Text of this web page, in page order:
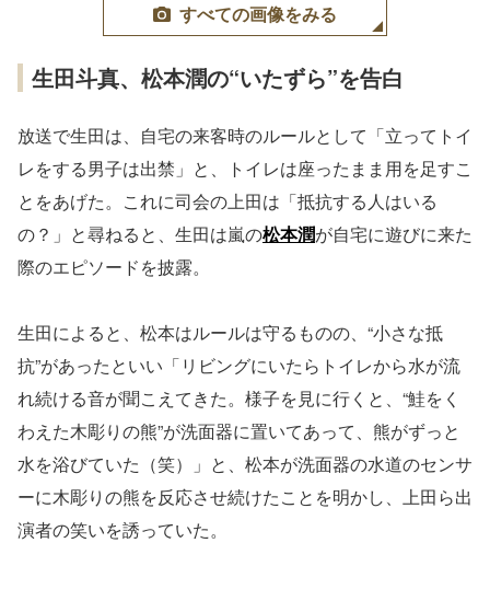
すべての画像をみる
生田斗真、松本潤の“いたずら”を告白
放送で生田は、自宅の来客時のルールとして「立ってトイ
レをする男子は出禁」と、トイレは座ったまま用を足すこ
とをあげた。これに司会の上田は「抵抗する人はいる
の？」と尋ねると、生田は嵐の松本潤が自宅に遊びに来た
際のエピソードを披露。
生田によると、松本はルールは守るものの、“小さな抵
抗”があったといい「リビングにいたらトイレから水が流
れ続ける音が聞こえてきた。様子を見に行くと、“鮭をく
わえた木彫りの熊”が洗面器に置いてあって、熊がずっと
水を浴びていた（笑）」と、松本が洗面器の水道のセンサ
ーに木彫りの熊を反応させ続けたことを明かし、上田ら出
演者の笑いを誘っていた。